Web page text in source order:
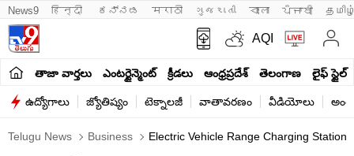
News9 हिन्दी ಕನ್ನಡ मराठी ગુજરાતી বাংলা ਪੰਜਾਬੀ
AQI
తాజా వార్తలు ఎంటర్టైన్మెంట్ క్రీడలు ఆంధ్రప్రదేశ్ తెలంగాణ లైఫ్ స్టైల్
ఉద్యోగాలు జ్యోతిష్యం టెక్నాలజీ వాతావరణం వీడియోలు
Telugu News Business Electric Vehicle Range Charging